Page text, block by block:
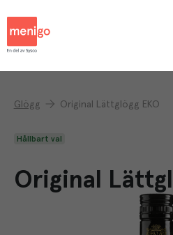
Glögg Original Lättglögg EKO
Hållbart val
Original